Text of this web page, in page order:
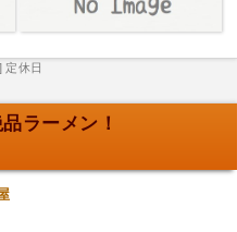
定休日
ラーメン！